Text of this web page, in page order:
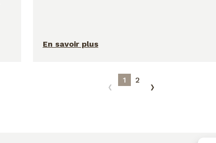
En savoir plus
‹ 1 2 ›